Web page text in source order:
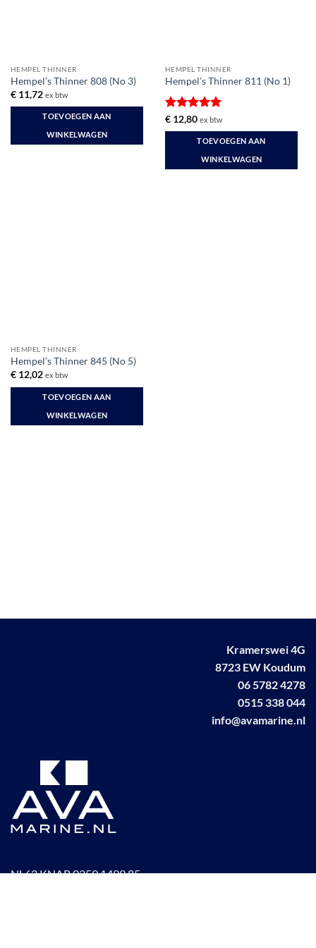
HEMPEL THINNER
Hempel’s Thinner 808 (No 3)
€11,72 ex btw
TOEVOEGEN AAN
WINKELWAGEN
HEMPEL THINNER
Hempel’s Thinner 811 (No 1)
Gewaardeerd
5uit 5
€12,80 ex btw
TOEVOEGEN AAN
WINKELWAGEN
HEMPEL THINNER
Hempel’s Thinner 845 (No 5)
€12,02 ex btw
TOEVOEGEN AAN
WINKELWAGEN
Kramerswei 4G
8723 EW Koudum
06 5782 4278
0515 338 044
info@avamarine.nl
NL63 KNAB 0259 1499 85